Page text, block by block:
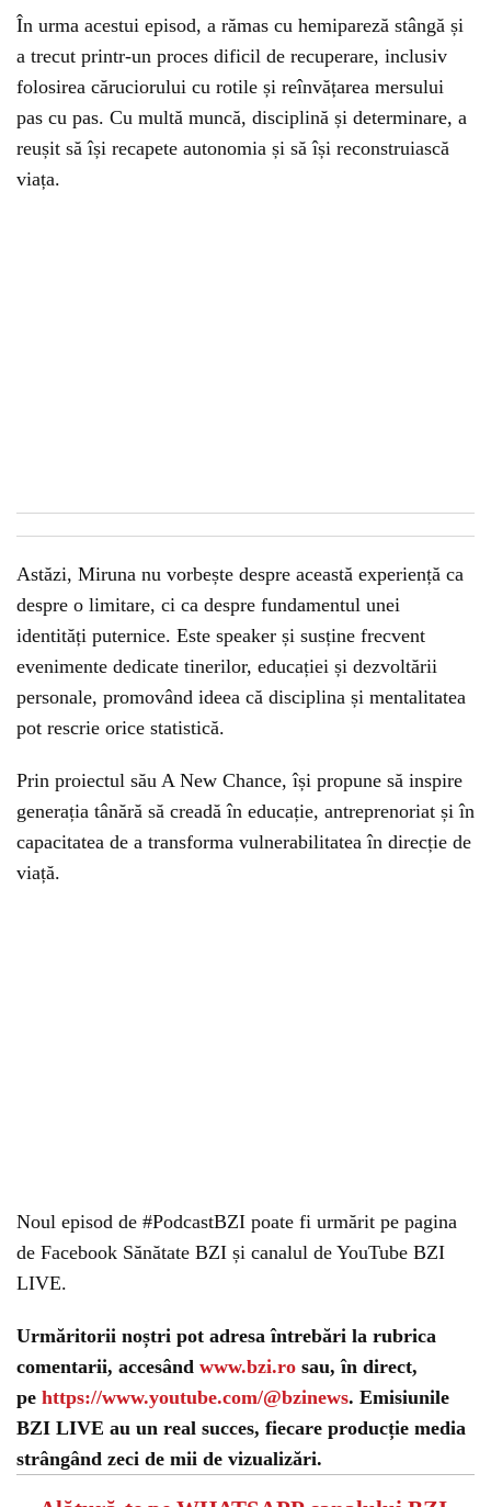
În urma acestui episod, a rămas cu hemipareză stângă și
a trecut printr-un proces dificil de recuperare, inclusiv
folosirea căruciorului cu rotile și reînvățarea mersului
pas cu pas. Cu multă muncă, disciplină și determinare, a
reușit să își recapete autonomia și să își reconstruiască
viața.
Astăzi, Miruna nu vorbește despre această experiență ca
despre o limitare, ci ca despre fundamentul unei
identități puternice. Este speaker și susține frecvent
evenimente dedicate tinerilor, educației și dezvoltării
personale, promovând ideea că disciplina și mentalitatea
pot rescrie orice statistică.
Prin proiectul său A New Chance, își propune să inspire
generația tânără să creadă în educație, antreprenoriat și în
capacitatea de a transforma vulnerabilitatea în direcție de
viață.
Noul episod de #PodcastBZI poate fi urmărit pe pagina
de Facebook Sănătate BZI și canalul de YouTube BZI
LIVE.
Urmăritorii noștri pot adresa întrebări la rubrica
comentarii, accesând www.bzi.ro sau, în direct,
pe https://www.youtube.com/@bzinews. Emisiunile
BZI LIVE au un real succes, fiecare producție media
strângând zeci de mii de vizualizări.